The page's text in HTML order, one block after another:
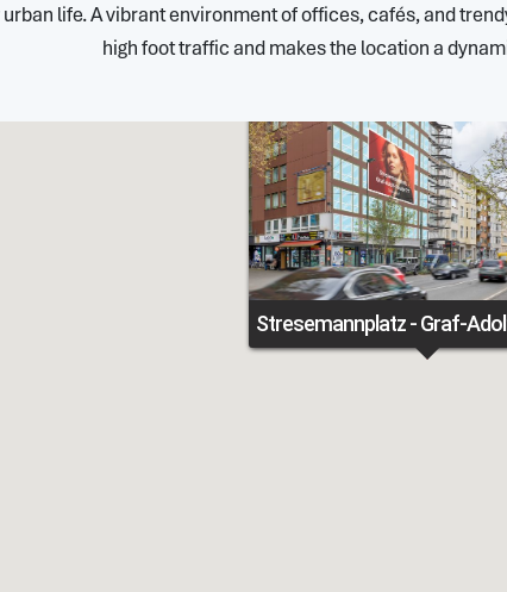
life. A vibrant environment of offices, cafés, and
high foot traffic and makes the location a